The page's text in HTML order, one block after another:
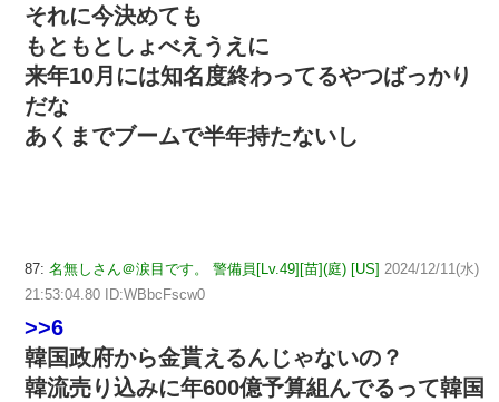
それに今決めても
もともとしょべえうえに
来年10月には知名度終わってるやつばっかり
だな
あくまでブームで半年持たないし
87: 名無しさん＠涙目です。 警備員[Lv.49][苗](庭) [US] 2024/12/11(水)
21:53:04.80 ID:WBbcFscw0
>>6
韓国政府から金貰えるんじゃないの？
韓流売り込みに年600億予算組んでるって韓国